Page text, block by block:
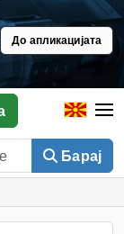
До апликацијата
Барај